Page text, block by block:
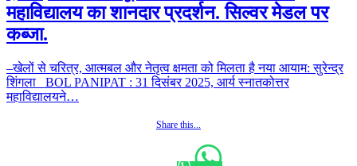
महाविद्यालय का शानदार प्रदर्शन. सिल्वर मेडल पर
कब्जा.
–खेलों से चरित्र, आत्मबल और नेतृत्व क्षमता को मिलता है नया आयाम: सुरेन्द्र
शिंगला BOL PANIPAT : 31 दिसंबर 2025, आर्य स्नातकोत्तर
महाविद्यालयने…
Share this...